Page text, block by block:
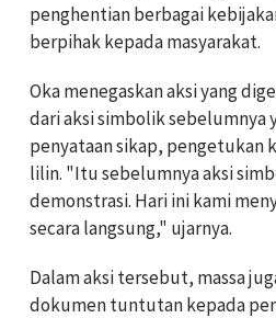
penghentian berbagai
berpihak kepada masyarakat.
Oka menegaskan aksi yang
dari aksi simbolik sebelumnya
penyataan sikap, pengetukan
lilin. "Itu sebelumnya aksi
demonstrasi. Hari ini kami
secara langsung," ujarnya.
Dalam aksi tersebut, massa
dokumen tuntutan kepada